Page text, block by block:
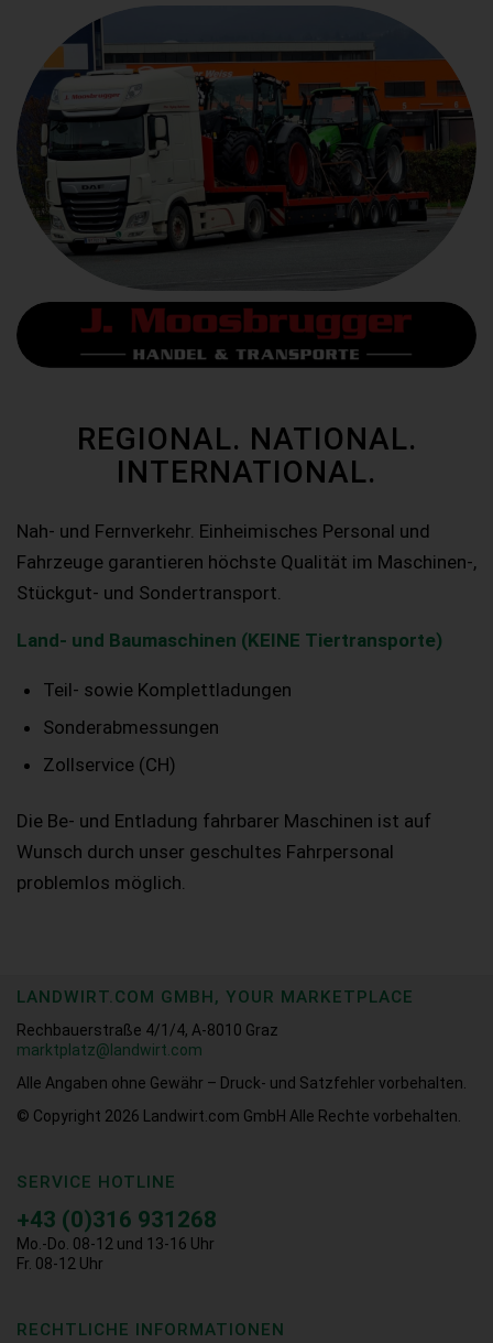
REGIONAL. NATIONAL.
INTERNATIONAL.
Nah- und Fernverkehr. Einheimisches Personal und
Fahrzeuge garantieren höchste Qualität im Maschinen-,
Stückgut- und Sondertransport.
Land- und Baumaschinen (KEINE Tiertransporte)
Teil- sowie Komplettladungen
Sonderabmessungen
Zollservice (CH)
Die Be- und Entladung fahrbarer Maschinen ist auf
Wunsch durch unser geschultes Fahrpersonal
problemlos möglich.
LANDWIRT.COM GMBH, YOUR MARKETPLACE
Rechbauerstraße 4/1/4, A-8010 Graz
marktplatz@landwirt.com
Alle Angaben ohne Gewähr – Druck- und Satzfehler vorbehalten.
© Copyright 2026
Landwirt.com GmbH Alle Rechte vorbehalten.
SERVICE HOTLINE
+43 (0)316 931268
Mo.-Do. 08-12 und 13-16 Uhr
Fr. 08-12 Uhr
RECHTLICHE INFORMATIONEN